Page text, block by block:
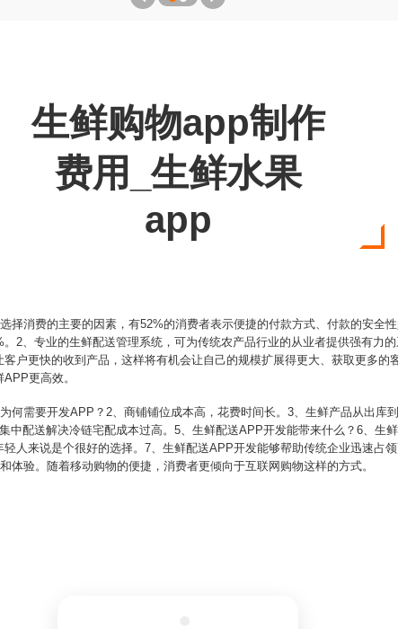
生鲜购物app制作
费用_生鲜水果
app
择消费的主要的因素，有52%的消费者表示便捷的付款方式、付款的安全
2、专业的生鲜配送管理系统，可为传统农产品行业的从业者提供强有力
户更快的收到产品，这样将有机会让自己的规模扩展得更大、获取更多的
更高效。
何需要开发APP？2、商铺铺位成本高，花费时间长。3、生鲜产品从出库
中配送解决冷链宅配成本过高。5、生鲜配送APP开发能带来什么？6、生
人来说是个很好的选择。7、生鲜配送APP开发能够帮助传统企业迅速占领
体验。随着移动购物的便捷，消费者更倾向于互联网购物这样的方式。